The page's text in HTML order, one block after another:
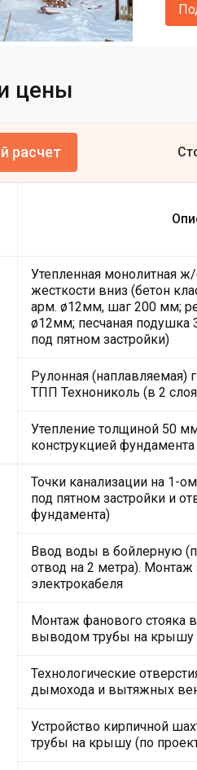
цены
расчет
Утепленная монолитная
жесткости вниз (бетон
арм. ø12мм, шаг 200 мм;
ø12мм; песчаная подушка
под пятном застройки)
Рулонная (наплавляемая)
ТПП Технониколь (в 2
Утепление толщиной 50
конструкцией фундамента
Точки канализации на 1-
под пятном застройки и
фундамента)
Ввод воды в бойлерную
отвод на 2 метра).
электрокабеля
Монтаж фанового стояка
выводом трубы на крышу
Технологические
дымохода и вытяжных
Устройство кирпичной
трубы на крышу (по